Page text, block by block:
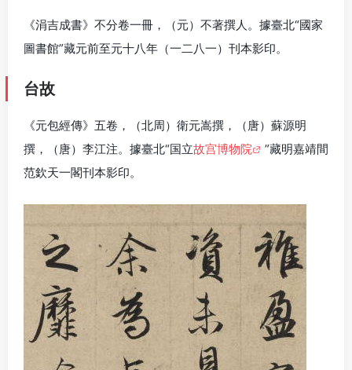
《涓吉成書》不分卷一冊，（元）不著撰人。據臺北“國家
圖書館”藏元前至元十八年（一二八一）刊本影印。
台故
《元包經傳》五卷，（北周）衛元嵩撰，（唐）蘇源明
撰，（唐）李江注。據臺北“国立故宫博物院
”藏明嘉靖間
范欽天一閣刊本影印。